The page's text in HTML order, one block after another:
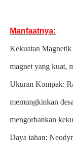
Manfaatnya:
Kekuatan
magnet yang kuat,
Ukuran Kompak:
memungkinkan
mengorbankan
Daya tahan: